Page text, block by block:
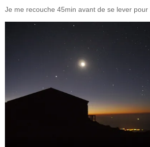
Je me recouche 45min avant de se lever pour